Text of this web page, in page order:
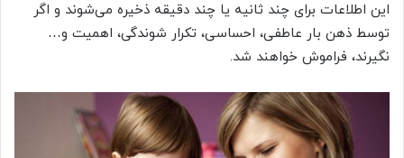
این اطلاعات برای چند ثانیه یا چند دقیقه ذخیره می‌شوند و اگر
توسط ذهن بار عاطفی، احساسی، تکرار شوندگی، اهمیت و…
نگیرند، فراموش خواهند شد.